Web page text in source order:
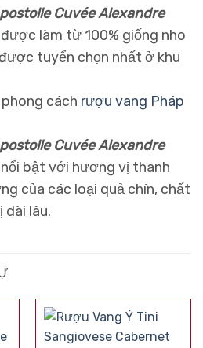
Cuvée Alexandre
làm từ 100% giống nho
được tuyển chọn nhất ở khu
cách rượu vang Pháp
Cuvée Alexandre
bật với hương vị thanh
của các loại quả chín, chất
lâu.